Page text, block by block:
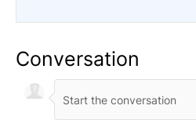
Conversation